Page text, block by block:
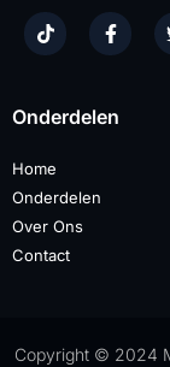
Onderdelen
Home
Onderdelen
Over Ons
Contact
Copyright © 2024